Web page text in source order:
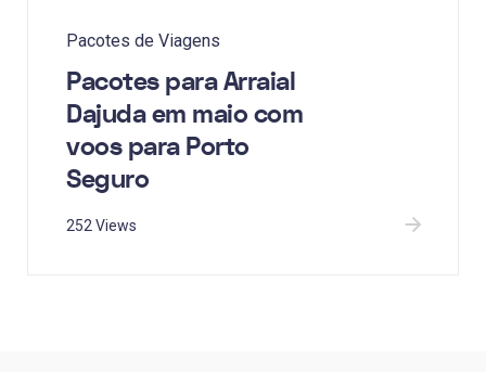
Pacotes de Viagens
Pacotes para Arraial
Dajuda em maio com
voos para Porto
Seguro
252 Views